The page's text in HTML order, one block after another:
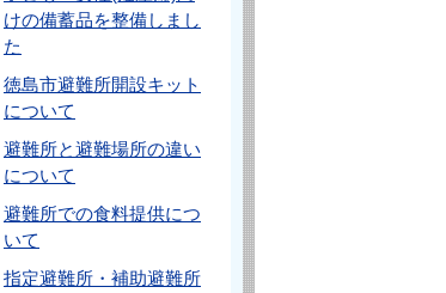
けの備蓄品を整備しまし
た
徳島市避難所開設キット
について
避難所と避難場所の違い
について
避難所での食料提供につ
いて
指定避難所・補助避難所